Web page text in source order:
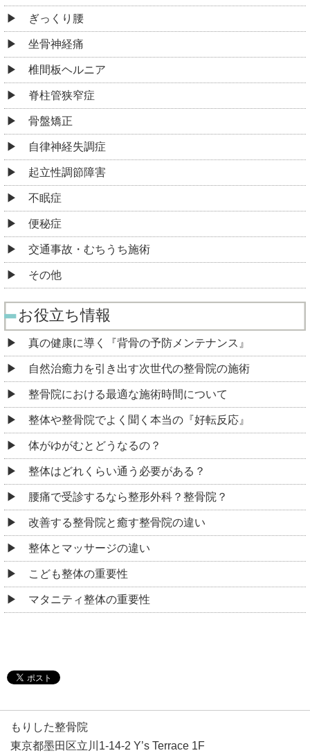
ぎっくり腰
坐骨神経痛
椎間板ヘルニア
脊柱管狭窄症
骨盤矯正
自律神経失調症
起立性調節障害
不眠症
便秘症
交通事故・むちうち施術
その他
お役立ち情報
真の健康に導く『背骨の予防メンテナンス』
自然治癒力を引き出す次世代の整骨院の施術
整骨院における最適な施術時間について
整体や整骨院でよく聞く本当の『好転反応』
体がゆがむとどうなるの？
整体はどれくらい通う必要がある？
腰痛で受診するなら整形外科？整骨院？
改善する整骨院と癒す整骨院の違い
整体とマッサージの違い
こども整体の重要性
マタニティ整体の重要性
もりした整骨院
東京都墨田区立川1-14-2 Y’s Terrace 1F